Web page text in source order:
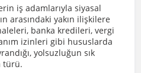
iş adamlarıyla siyasal
arasındaki yakın ilişkilere
banka kredileri, vergi
izinleri gibi hususlarda
yolsuzluğun sık
türü.